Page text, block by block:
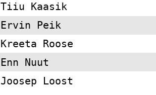
Tiiu Kaasik
Ervin Peik
Kreeta Roose
Enn Nuut
Joosep Loost